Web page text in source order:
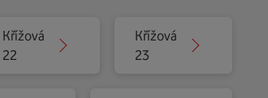
Křížová
22
Křížová
23